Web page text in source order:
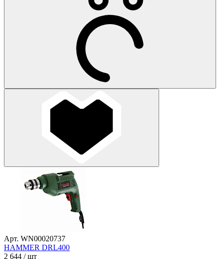
Арт. WN00020737
HAMMER DRL400
2 644 / шт